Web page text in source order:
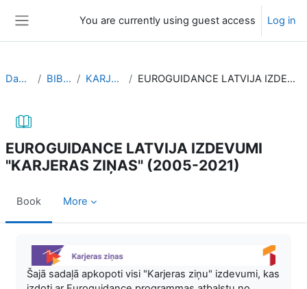
You are currently using guest access Log in
Dashboard BIBLIOTEKA KARJERAS ZIŅAS EUROGUIDANCE LATVIJA IZDEVUMI "KARJERAS ZIŅAS" (2005-2021)
EUROGUIDANCE LATVIJA IZDEVUMI
"KARJERAS ZIŅAS" (2005-2021)
Book More
Šajā sadaļā apkopoti visi "Karjeras ziņu" izdevumi, kas